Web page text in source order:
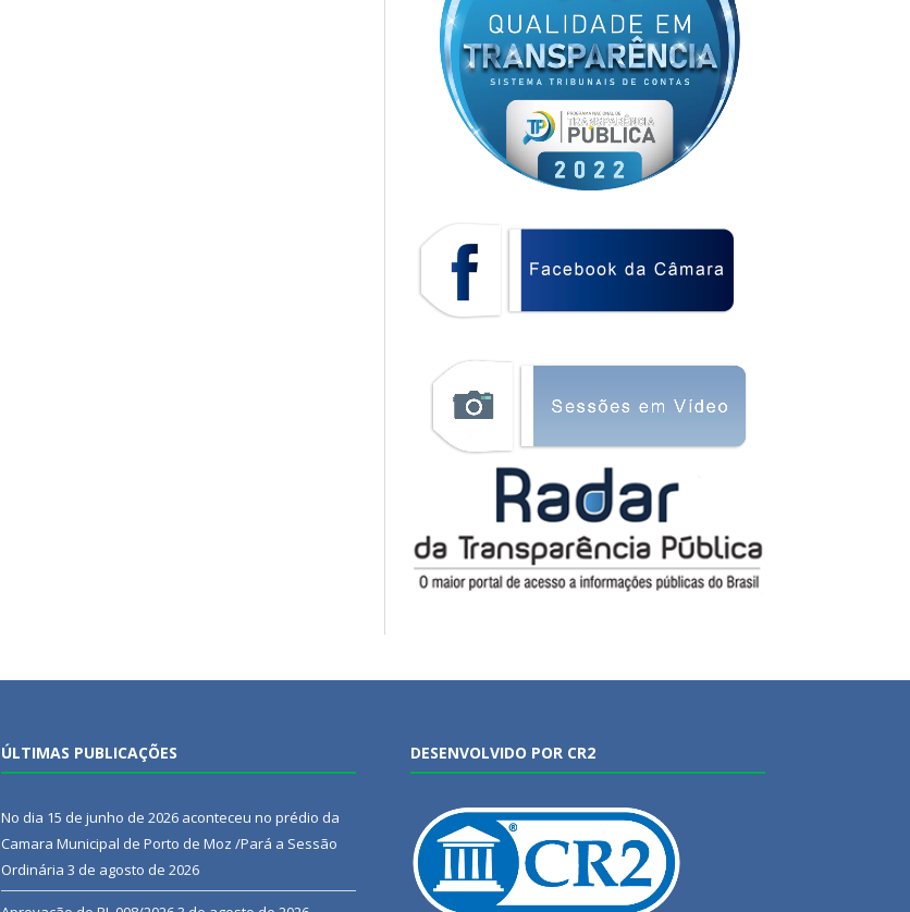
ÚLTIMAS PUBLICAÇÕES
No dia 15 de junho de 2026 aconteceu no prédio da
Camara Municipal de Porto de Moz /Pará a Sessão
Ordinária 3 de agosto de 2026
DESENVOLVIDO POR CR2